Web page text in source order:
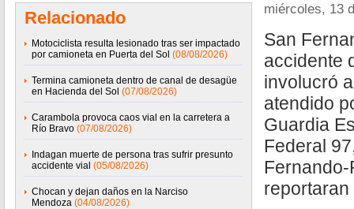
Relacionado
Motociclista resulta lesionado tras ser impactado
por camioneta en Puerta del Sol (08/08/2026)
Termina camioneta dentro de canal de desagüe
en Hacienda del Sol (07/08/2026)
Carambola provoca caos vial en la carretera a
Río Bravo (07/08/2026)
Indagan muerte de persona tras sufrir presunto
accidente vial (05/08/2026)
Chocan y dejan daños en la Narciso
Mendoza (04/08/2026)
miércoles, 13
San
accidente
involucró
atendido
Guardia
Federal